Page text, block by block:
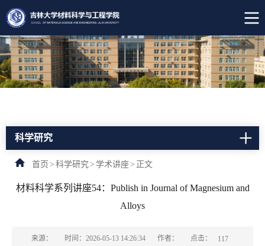
科学研究
首页 > 科学研究 > 学术讲座> 正文
材料科学系列讲座54：Publish in Journal of Magnesium and
Alloys
来源： 时间：2026-05-13 14:26:34 作者： 点击： 117